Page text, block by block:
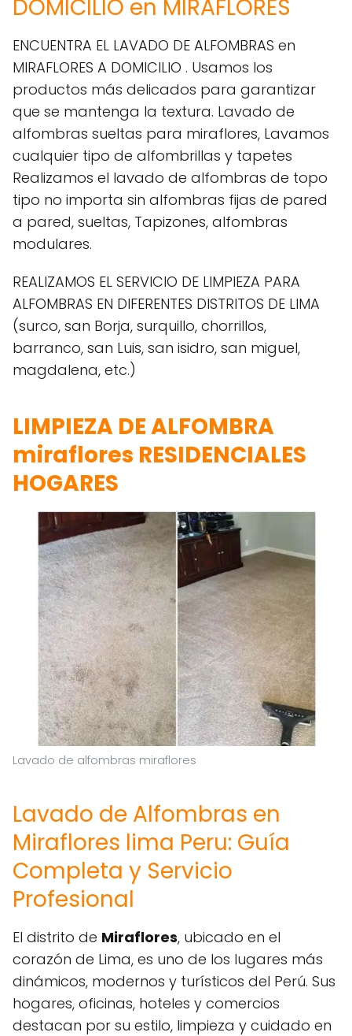
DOMICILIO en MIRAFLORES
ENCUENTRA EL LAVADO DE ALFOMBRAS en
MIRAFLORES A DOMICILIO . Usamos los
productos más delicados para garantizar
que se mantenga la textura. Lavado de
alfombras sueltas para miraflores, Lavamos
cualquier tipo de alfombrillas y tapetes
Realizamos el lavado de alfombras de topo
tipo no importa sin alfombras fijas de pared
a pared, sueltas, Tapizones, alfombras
modulares.
REALIZAMOS EL SERVICIO DE LIMPIEZA PARA
ALFOMBRAS EN DIFERENTES DISTRITOS DE LIMA
(surco, san Borja, surquillo, chorrillos,
barranco, san Luis, san isidro, san miguel,
magdalena, etc.)
LIMPIEZA DE ALFOMBRA
miraflores RESIDENCIALES
HOGARES
Lavado de alfombras miraflores
Lavado de Alfombras en
Miraflores lima Peru: Guía
Completa y Servicio
Profesional
El distrito de Miraflores, ubicado en el
corazón de Lima, es uno de los lugares más
dinámicos, modernos y turísticos del Perú. Sus
hogares, oficinas, hoteles y comercios
destacan por su estilo, limpieza y cuidado en